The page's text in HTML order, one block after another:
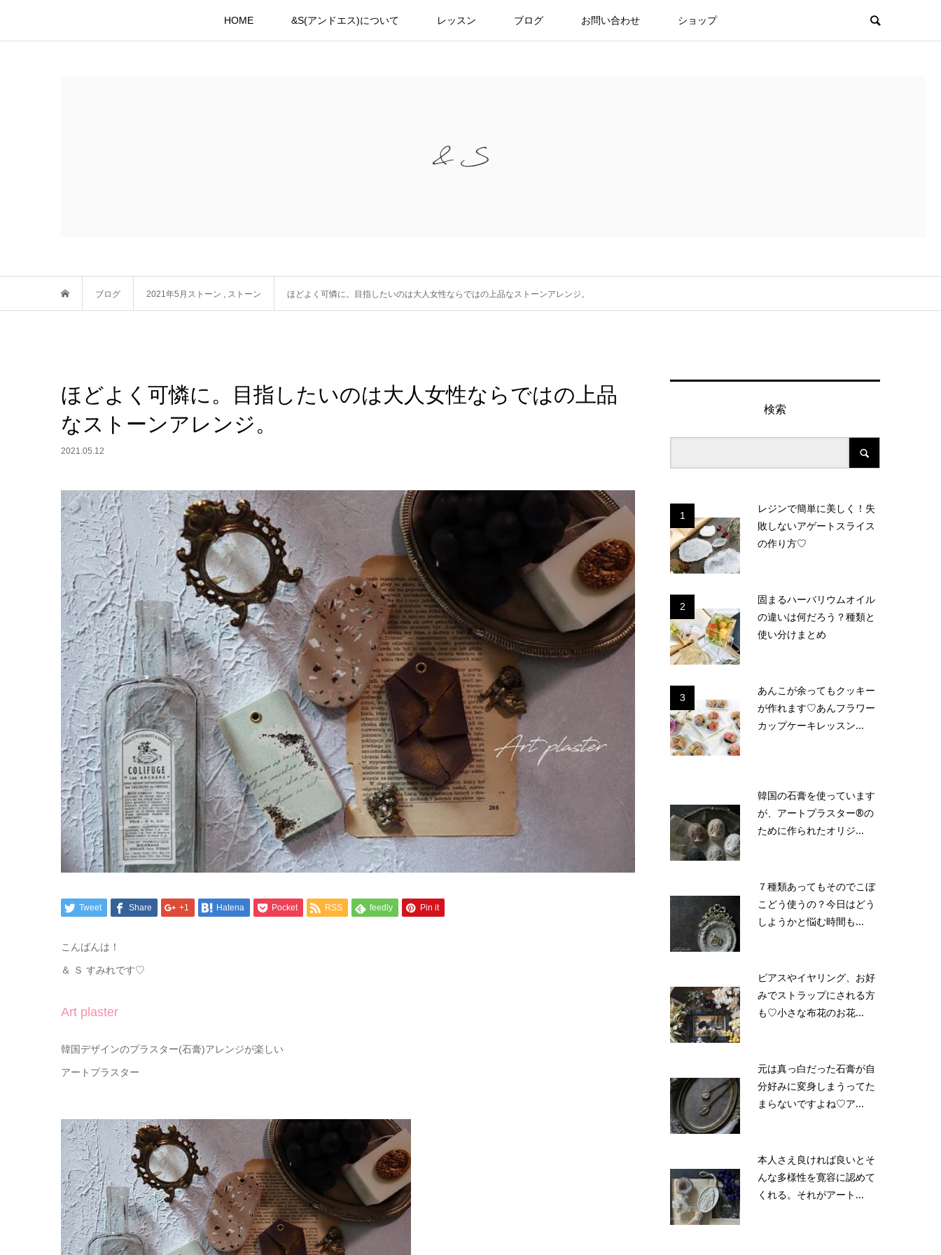
HOME &S(アンドエス)について レッスン ブログ お問い合わせ ショップ
ブログ 2021年5月ストーン , ストーン ほどよく可憐に。目指したいのは大人女性ならではの上品なストーンアレンジ。
ほどよく可憐に。目指したいのは大人女性ならではの上品
なストーンアレンジ。
2021.05.12
Tweet Share +1 Hatena Pocket RSS feedly Pin it
こんばんは！
＆ Ｓ すみれです♡
Art plaster
韓国デザインのプラスター(石膏)アレンジが楽しい
アートプラスター
検索
1
レジンで簡単に美しく！失
敗しないアゲートスライス
の作り方♡
2
固まるハーバリウムオイル
の違いは何だろう？種類と
使い分けまとめ
3
あんこが余ってもクッキー
が作れます♡あんフラワー
カップケーキレッスン...
韓国の石膏を使っています
が、アートプラスター®の
ために作られたオリジ...
７種類あってもそのでこぼ
こどう使うの？今日はどう
しようかと悩む時間も...
ピアスやイヤリング、お好
みでストラップにされる方
も♡小さな布花のお花...
元は真っ白だった石膏が自
分好みに変身しまうってた
まらないですよね♡ア...
本人さえ良ければ良いとそ
んな多様性を寛容に認めて
くれる。それがアート...